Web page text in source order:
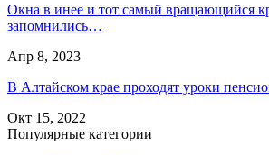
Окна в инее и тот самый вращающийся
запомнились…
Апр 8, 2023
В Алтайском крае проходят уроки
Окт 15, 2022
Популярные категории